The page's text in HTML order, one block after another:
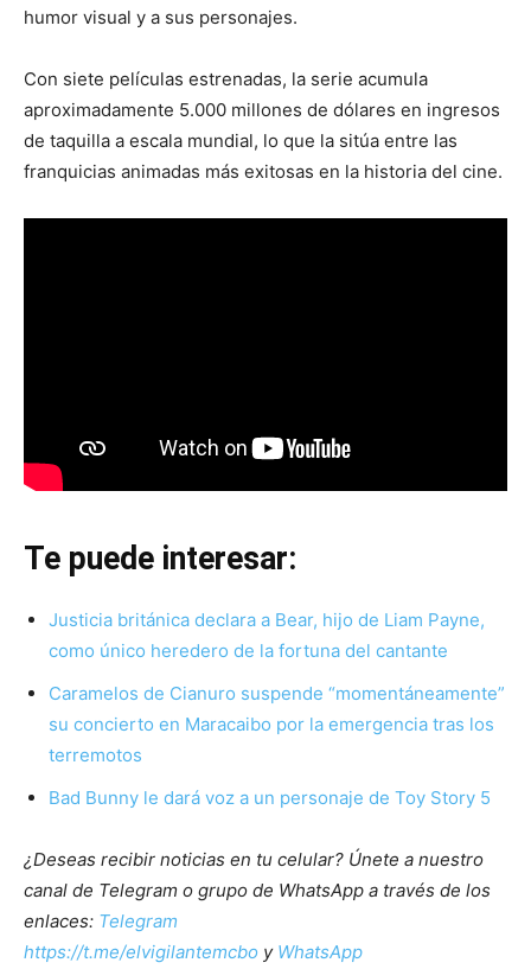
humor visual y a sus personajes.
Con siete películas estrenadas, la serie acumula
aproximadamente 5.000 millones de dólares en ingresos
de taquilla a escala mundial, lo que la sitúa entre las
franquicias animadas más exitosas en la historia del cine.
Te puede interesar:
Justicia británica declara a Bear, hijo de Liam Payne,
como único heredero de la fortuna del cantante
Caramelos de Cianuro suspende “momentáneamente”
su concierto en Maracaibo por la emergencia tras los
terremotos
Bad Bunny le dará voz a un personaje de Toy Story 5
¿Deseas recibir noticias en tu celular? Únete a nuestro
canal de Telegram o grupo de WhatsApp a través de los
enlaces: Telegram
https://t.me/elvigilantemcbo y WhatsApp